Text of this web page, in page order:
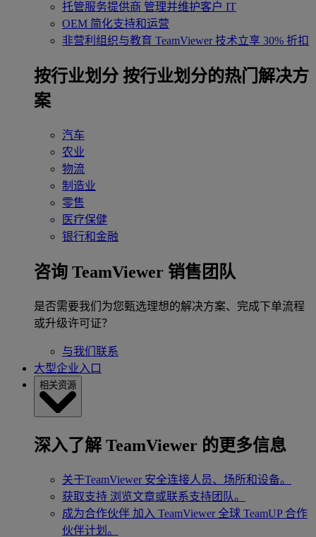
托管服务提供商 管理并维护客户 IT
OEM 简化支持和运营
非营利组织与教育 TeamViewer 技术立享 30% 折扣
‌按行业划分 按行业划分的热门解决方
案
汽车
农业
物流
制造业
零售
医疗保健
银行和金融
咨询 TeamViewer 销售团队
是否需要我们为您甄选理想的解决方案、完成下单流程
或升级许可证？
与我们联系
大型企业入口
相关资源
深入了解 TeamViewer 的更多信息
关于TeamViewer 安全连接人员、场所和设备。
获取支持 浏览文章或联系支持团队。
成为合作伙伴 加入 TeamViewer 全球 TeamUP 合作
伙伴计划。